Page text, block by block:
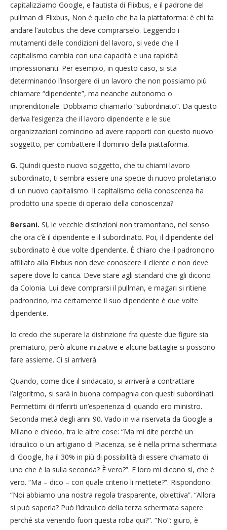
capitalizziamo Google, e l’autista di Flixbus, e il padrone del
pullman di Flixbus, Non è quello che ha la piattaforma: è chi fa
andare l’autobus che deve comprarselo. Leggendo i
mutamenti delle condizioni del lavoro, si vede che il
capitalismo cambia con una capacità e una rapidità
impressionanti. Per esempio, in questo caso, si sta
determinando l’insorgere di un lavoro che non possiamo più
chiamare “dipendente”, ma neanche autonomo o
imprenditoriale. Dobbiamo chiamarlo “subordinato”. Da questo
deriva l’esigenza che il lavoro dipendente e le sue
organizzazioni comincino ad avere rapporti con questo nuovo
soggetto, per combattere il dominio della piattaforma.
G. Quindi questo nuovo soggetto, che tu chiami lavoro
subordinato, ti sembra essere una specie di nuovo proletariato
di un nuovo capitalismo. Il capitalismo della conoscenza ha
prodotto una specie di operaio della conoscenza?
Bersani. Sì, le vecchie distinzioni non tramontano, nel senso
che ora c’è il dipendente e il subordinato. Poi, il dipendente del
subordinato è due volte dipendente. È chiaro che il padroncino
affiliato alla Flixbus non deve conoscere il cliente e non deve
sapere dove lo carica. Deve stare agli standard che gli dicono
da Colonia. Lui deve comprarsi il pullman, e magari si ritiene
padroncino, ma certamente il suo dipendente è due volte
dipendente.
Io credo che superare la distinzione fra queste due figure sia
prematuro, però alcune iniziative e alcune battaglie si possono
fare assieme. Ci si arriverà.
Quando, come dice il sindacato, si arriverà a contrattare
l’algoritmo, si sarà in buona compagnia con questi subordinati.
Permettimi di riferirti un’esperienza di quando ero ministro.
Seconda metà degli anni 90. Vado in via riservata da Google a
Milano e chiedo, fra le altre cose: “Ma mi dite perché un
idraulico o un artigiano di Piacenza, se è nella prima schermata
di Google, ha il 30% in più di possibilità di essere chiamato di
uno che è la sulla seconda? È vero?”. E loro mi dicono sì, che è
vero. “Ma – dico – con quale criterio li mettete?”. Rispondono:
“Noi abbiamo una nostra regola trasparente, obiettiva”. “Allora
si può saperla? Può l’idraulico della terza schermata sapere
perché sta venendo fuori questa roba qui?”. “No”: giuro, è